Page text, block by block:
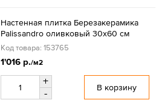
Настенная плитка Березакерамика
Palissandro оливковый 30х60 см
Код товара: 153765
1'016 р./м2
+
-
В корзину